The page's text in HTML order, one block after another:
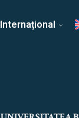
Facultății